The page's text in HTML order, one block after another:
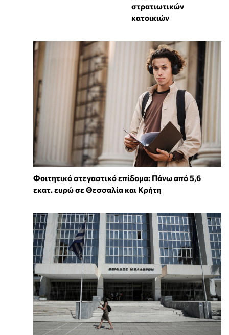
στρατιωτικών
κατοικιών
Φοιτητικό στεγαστικό επίδομα: Πάνω από 5,6
εκατ. ευρώ σε Θεσσαλία και Κρήτη